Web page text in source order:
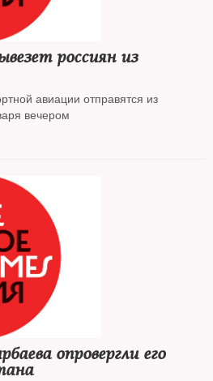
россиян из
авиации отправятся из
вечером
опровергли его